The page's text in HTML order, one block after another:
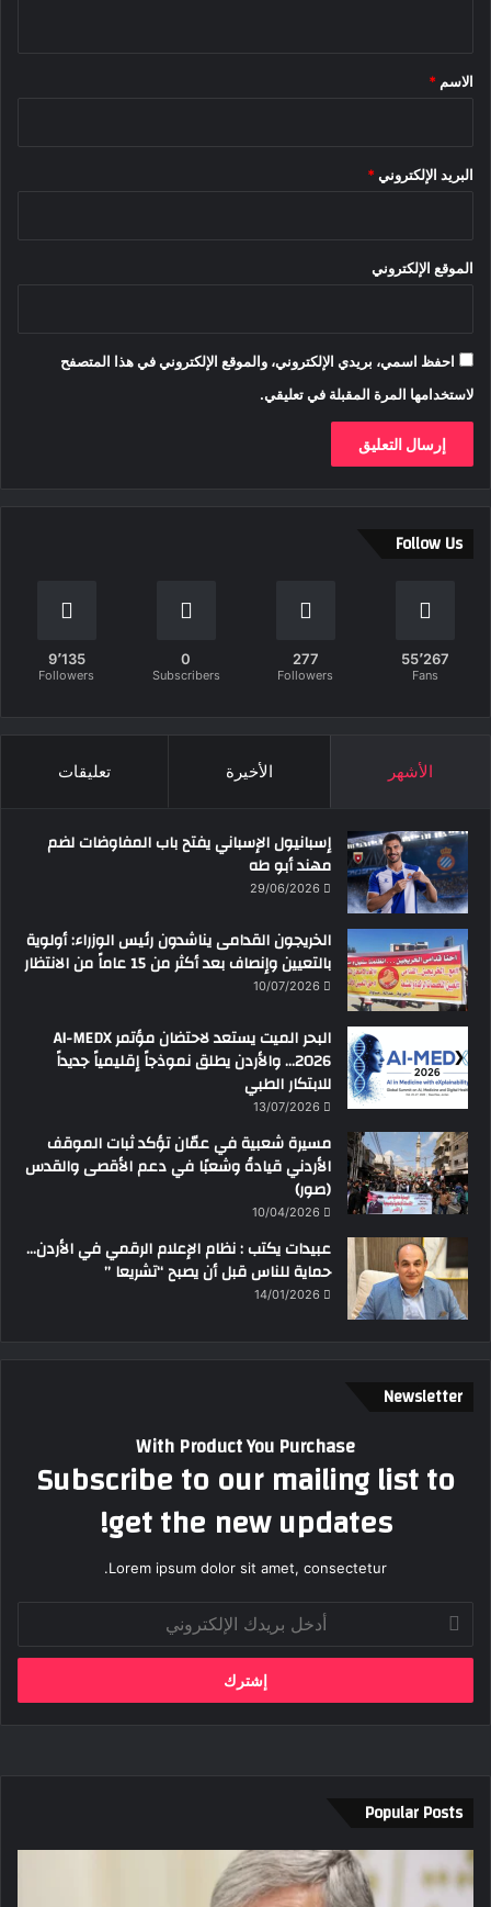
*
الاسم *
البريد الإلكتروني *
الموقع الإلكتروني
احفظ اسمي، بريدي الإلكتروني، والموقع الإلكتروني في هذا المتصفح
لاستخدامها المرة المقبلة في تعليقي.
Follow Us
55٬267
Fans
277
Followers
0
Subscribers
9٬135
Followers
الأشهر الأخيرة تعليقات
إسبانيول الإسباني يفتح باب المفاوضات لضم
مهند أبو طه
29/06/2026
الخريجون القدامى يناشدون رئيس الوزراء: أولوية
بالتعيين وإنصاف بعد أكثر من 15 عاماً من الانتظار
10/07/2026
البحر الميت يستعد لاحتضان مؤتمر AI-MEDX
2026… والأردن يطلق نموذجاً إقليمياً جديداً
للابتكار الطبي
13/07/2026
مسيرة شعبية في عمّان تؤكد ثبات الموقف
الأردني قيادةً وشعبًا في دعم الأقصى والقدس
(صور)
10/04/2026
عبيدات يكتب : نظام الإعلام الرقمي في الأردن…
حماية للناس قبل أن يصبح “تشريعا ”
14/01/2026
Newsletter
With Product You Purchase
Subscribe to our mailing list to
get the new updates!
Lorem ipsum dolor sit amet, consectetur.
بريدك
الإلكتروني
Popular Posts